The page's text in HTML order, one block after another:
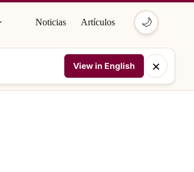
Noticias Artículos 🌙
View in English ×